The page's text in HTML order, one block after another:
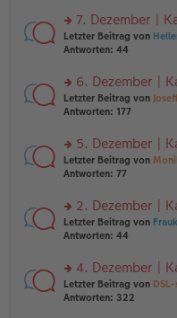
tr
a
g
e
n
er
tr
a
g
n
g
el
e
n
er
tr
a
g
rs
te
n
g
el
e
n
er
tr
a
g
7. Dezember |
Letzter Beitrag von
Antworten: 44
rs
te
n
g
el
e
n
er
tr
a
g
6. Dezember |
Letzter Beitrag von
Antworten: 177
rs
te
n
g
el
e
n
er
5. Dezember |
Letzter Beitrag von
Antworten: 77
rs
te
n
g
el
2. Dezember |
Letzter Beitrag von
Antworten: 44
rs
te
4. Dezember |
Letzter Beitrag von
Antworten: 322